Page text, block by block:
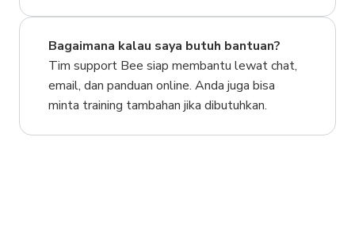
Bagaimana kalau saya butuh bantuan?
Tim support Bee siap membantu lewat chat,
email, dan panduan online. Anda juga bisa
minta training tambahan jika dibutuhkan.